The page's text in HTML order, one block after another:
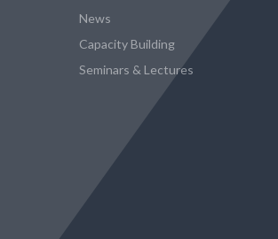
News
Capacity Building
Seminars & Lectures